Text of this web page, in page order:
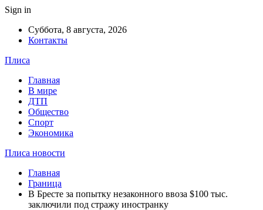
Sign in
Суббота, 8 августа, 2026
Контакты
Плиса
Главная
В мире
ДТП
Общество
Спорт
Экономика
Плиса новости
Главная
Граница
В Бресте за попытку незаконного ввоза $100 тыс.
заключили под стражу иностранку